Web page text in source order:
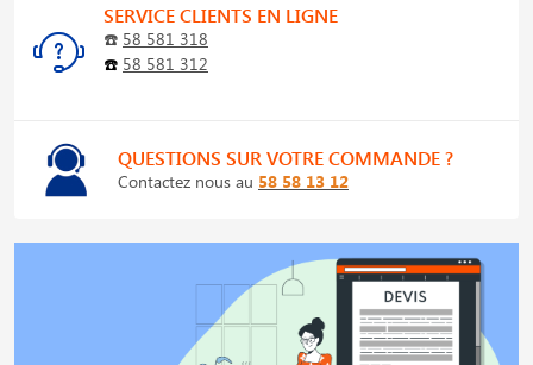
SERVICE CLIENTS EN LIGNE
☎️ 58 581 318
☎️ 58 581 312
QUESTIONS SUR VOTRE COMMANDE ?
Contactez nous au 58 58 13 12